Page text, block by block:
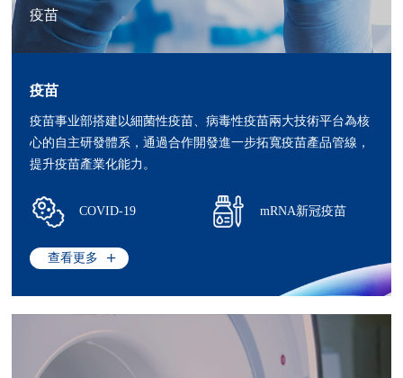
疫苗
疫苗
疫苗事业部搭建以細菌性疫苗、病毒性疫苗兩大技術平台為核
心的自主研發體系，通過合作開發進一步拓寬疫苗產品管線，
提升疫苗產業化能力。
COVID-19 mRNA新冠疫苗
查看更多